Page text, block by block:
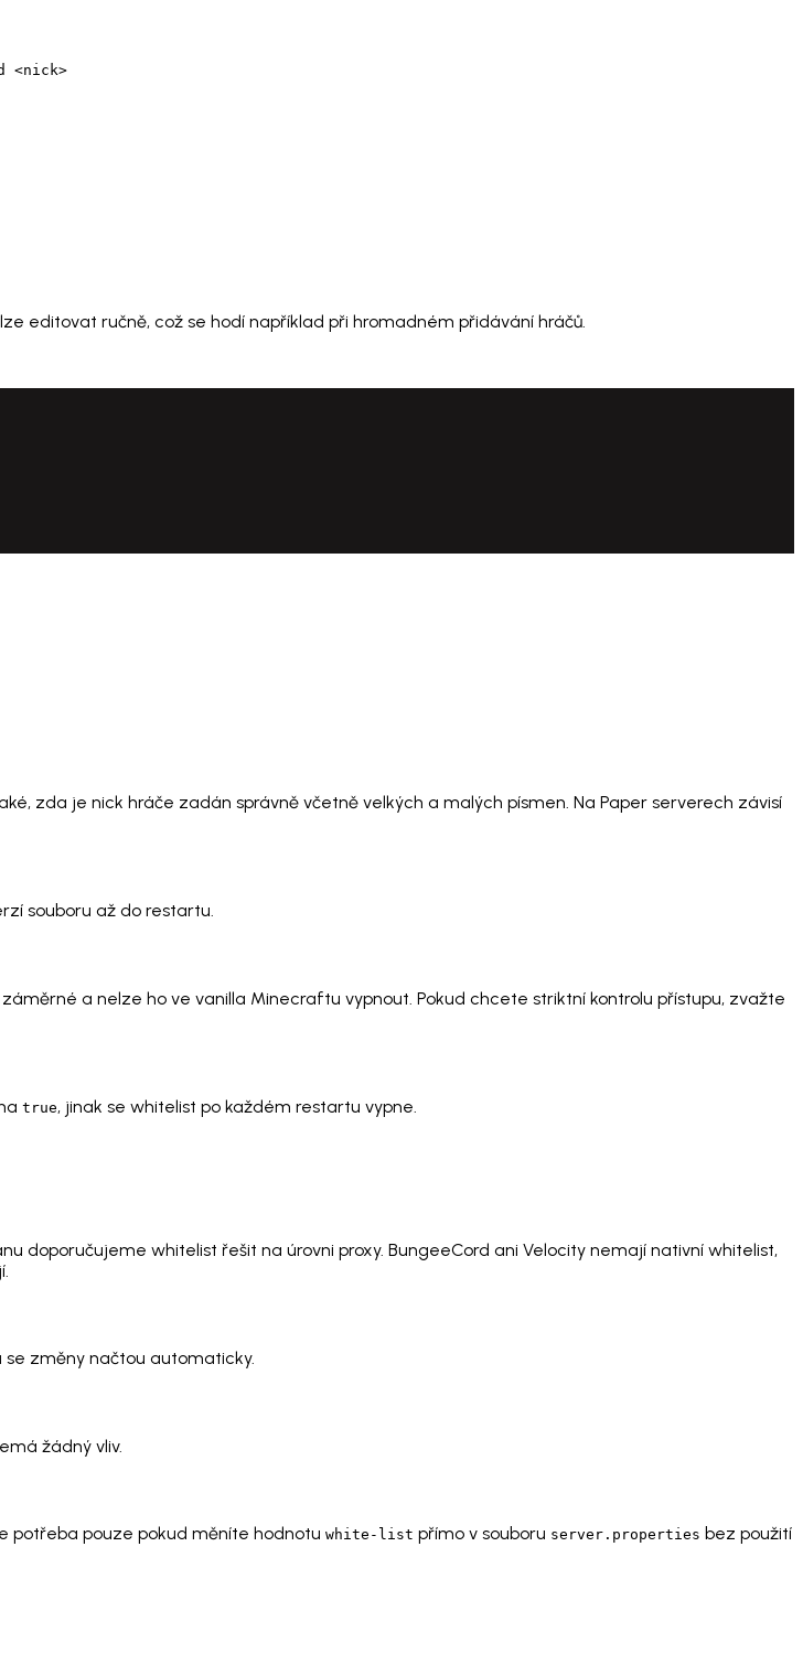
<nick>
editovat ručně, což se hodí například při hromadném přidávání hráčů.
zda je nick hráče zadán správně včetně velkých a malých písmen. Na Paper serverech závisí
souboru až do restartu.
a nelze ho ve vanilla Minecraftu vypnout. Pokud chcete striktní kontrolu přístupu, zvažte
true, jinak se whitelist po každém restartu vypne.
doporučujeme whitelist řešit na úrovni proxy. BungeeCord ani Velocity nemají nativní whitelist,
se změny načtou automaticky.
žádný vliv.
potřeba pouze pokud měníte hodnotu white-list přímo v souboru server.properties bez použití